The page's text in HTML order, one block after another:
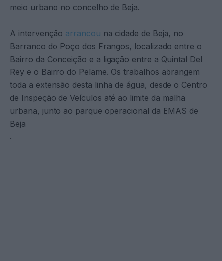
meio urbano no concelho de Beja.
A intervenção arrancou na cidade de Beja, no
Barranco do Poço dos Frangos, localizado entre o
Bairro da Conceição e a ligação entre a Quintal Del
Rey e o Bairro do Pelame. Os trabalhos abrangem
toda a extensão desta linha de água, desde o Centro
de Inspeção de Veículos até ao limite da malha
urbana, junto ao parque operacional da EMAS de
Beja
.